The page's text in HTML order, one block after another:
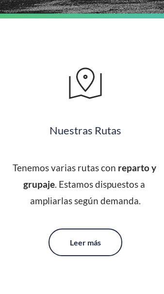
Nuestras Rutas
Tenemos varias rutas con reparto y
grupaje. Estamos dispuestos a
ampliarlas según demanda.
Leer más